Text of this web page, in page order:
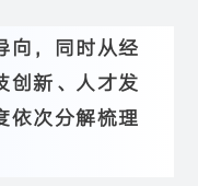
向，同时从经
创新、人才发
依次分解梳理